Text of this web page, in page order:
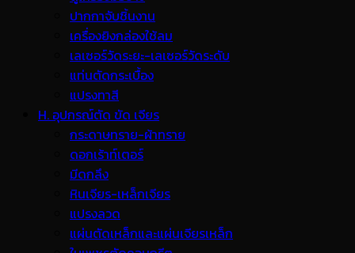
ปากกาจับชิ้นงาน
เครื่องยิงกล่องใช้ลม
เลเซอร์วัดระยะ-เลเซอร์วัดระดับ
แท่นตัดกระเบื้อง
แปรงทาสี
H. อุปกรณ์ตัด ขัด เจียร
กระดาษทราย-ผ้าทราย
ดอกเร้าท์เตอร์
มีดกลึง
หินเจียร-เหล็กเจียร
แปรงลวด
แผ่นตัดเหล็กและแผ่นเจียรเหล็ก